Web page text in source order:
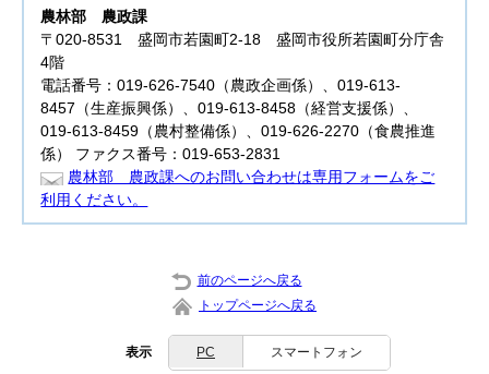
農林部 農政課
〒020-8531 盛岡市若園町2-18 盛岡市役所若園町分庁舎
4階
電話番号：019-626-7540（農政企画係）、019-613-
8457（生産振興係）、019-613-8458（経営支援係）、
019-613-8459（農村整備係）、019-626-2270（食農推進
係） ファクス番号：019-653-2831
農林部 農政課へのお問い合わせは専用フォームをご
利用ください。
前のページへ戻る
トップページへ戻る
表示 PC スマートフォン